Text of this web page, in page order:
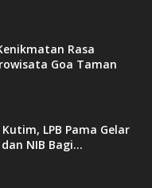
Rasa
Goa Taman
Kutim, LPB Pama Gelar
NIB Bagi...